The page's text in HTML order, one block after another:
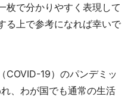
枚で分かりやすく表現して
る上で参考になれば幸いで
19）のパンデミッ
、わが国でも通常の生活